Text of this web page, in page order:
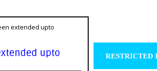
extended upto
upto
RESTRICTED